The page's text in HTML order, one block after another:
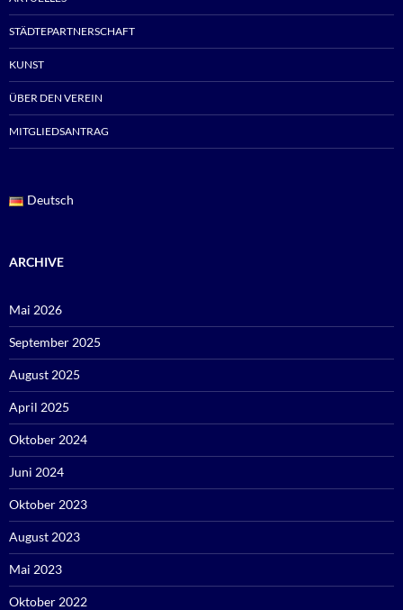
STÄDTEPARTNERSCHAFT
KUNST
ÜBER DEN VEREIN
MITGLIEDSANTRAG
Deutsch
ARCHIVE
Mai 2026
September 2025
August 2025
April 2025
Oktober 2024
Juni 2024
Oktober 2023
August 2023
Mai 2023
Oktober 2022